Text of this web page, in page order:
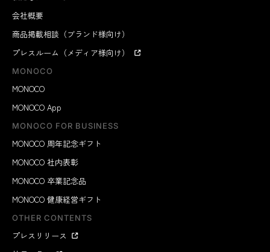
会社概要
商品掲載相談（ブランド様向け）
プレスルーム（メディア様向け）
MONOCO
MONOCO
MONOCO App
MONOCO FOR BUSINESS
MONOCO 周年記念ギフト
MONOCO 社内表彰
MONOCO 卒業記念品
MONOCO 健康経営ギフト
OTHER CONTENTS
プレスリリース